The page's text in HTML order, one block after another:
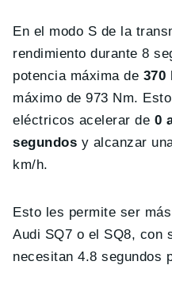
En el modo S de la
rendimiento durante 8
potencia máxima de 370
máximo de 973 Nm.
eléctricos acelerar de 0
segundos y alcanzar
km/h.
Esto les permite ser
Audi SQ7 o el SQ8, con
necesitan 4.8 segundos